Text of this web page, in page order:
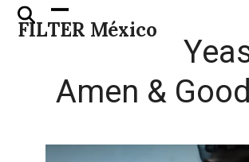
Skip
FILTER México
Open
mobile
Close
mobile
Amen &